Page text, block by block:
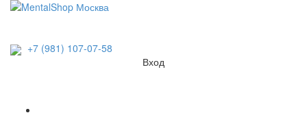
+7 (981) 107-07-58
Вход